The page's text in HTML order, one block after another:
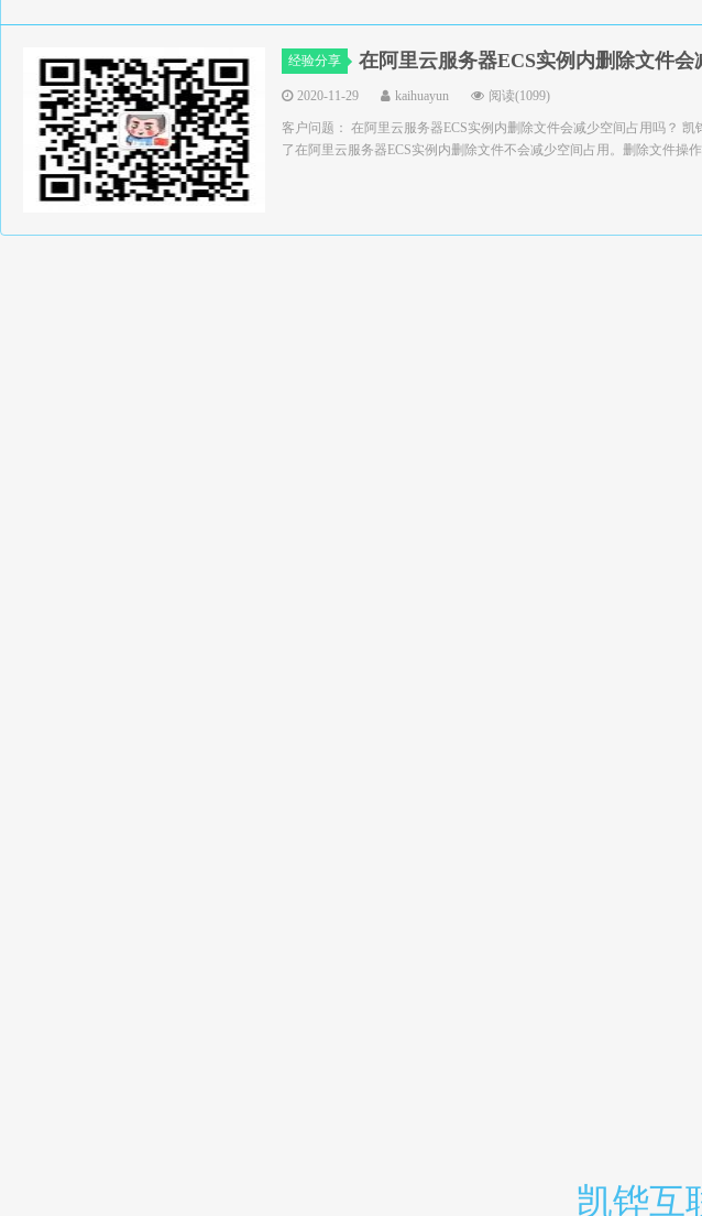
经验分享 在阿里云服务器ECS实例内删除文件会
2020-11-29 kaihuayun 阅读(1099)
客户问题： 在阿里云服务器ECS实例内删除文件会减少空间占用吗？
了在阿里云服务器ECS实例内删除文件不会减少空间占用。删除文件操
凯铧互